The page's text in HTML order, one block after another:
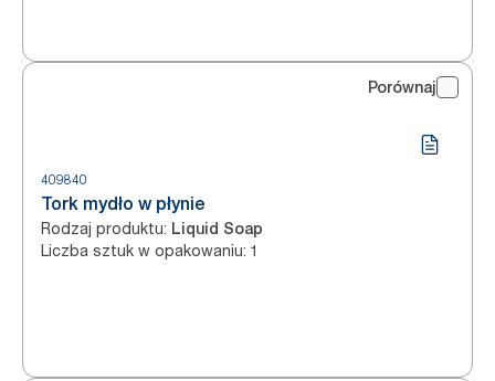
Porównaj
409840
Tork mydło w płynie
Rodzaj produktu: Liquid Soap
Liczba sztuk w opakowaniu: 1